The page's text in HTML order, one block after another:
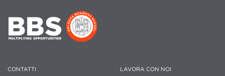
CONTATTI
LAVORA CON NOI